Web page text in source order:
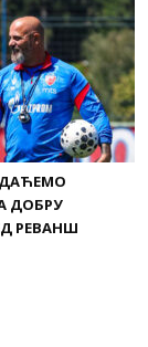
ДОБРУ
РЕВАНШ